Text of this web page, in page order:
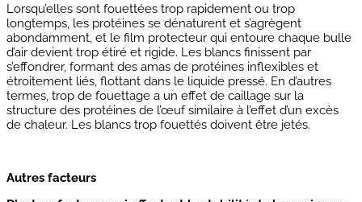
Lorsqu’elles sont fouettées trop rapidement ou trop
longtemps, les protéines se dénaturent et s’agrègent
abondamment, et le film protecteur qui entoure chaque bulle
d’air devient trop étiré et rigide. Les blancs finissent par
s’effondrer, formant des amas de protéines inflexibles et
étroitement liés, flottant dans le liquide pressé. En d’autres
termes, trop de fouettage a un effet de caillage sur la
structure des protéines de l’œuf similaire à l’effet d’un excès
de chaleur. Les blancs trop fouettés doivent être jetés.
Autres facteurs